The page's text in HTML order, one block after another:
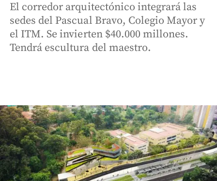
El corredor arquitectónico integrará las
sedes del Pascual Bravo, Colegio Mayor y
el ITM. Se invierten $40.000 millones.
Tendrá escultura del maestro.